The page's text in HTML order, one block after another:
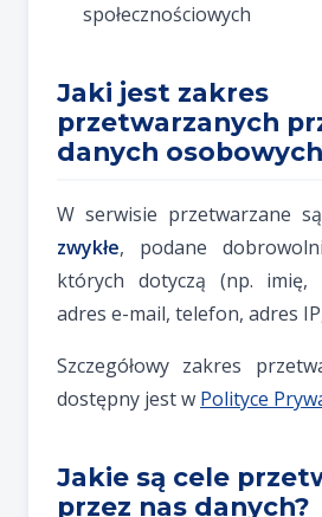
społecznościowych
Jaki jest zakres
przetwarzanych
danych
W serwisie przetwarzane są
zwykłe, podane
których dotyczą (np. imię,
adres e-mail, telefon, adres
Szczegółowy zakres
dostępny jest w Polityce
Jakie są cele
przez nas danych?